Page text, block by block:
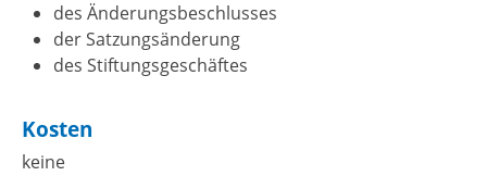
des Änderungsbeschlusses
der Satzungsänderung
des Stiftungsgeschäftes
Kosten
keine